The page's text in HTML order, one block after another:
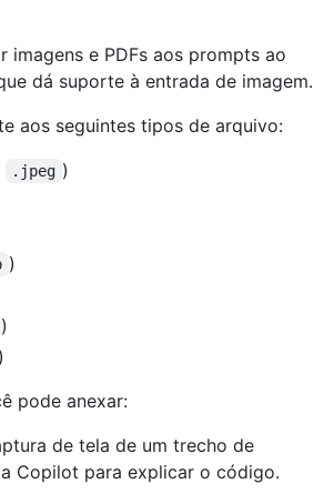
imagens e PDFs aos prompts ao
dá suporte à entrada de imagem.
aos seguintes tipos de arquivo:
.jpeg )
)
)
)
pode anexar:
de tela de um trecho de
Copilot para explicar o código.